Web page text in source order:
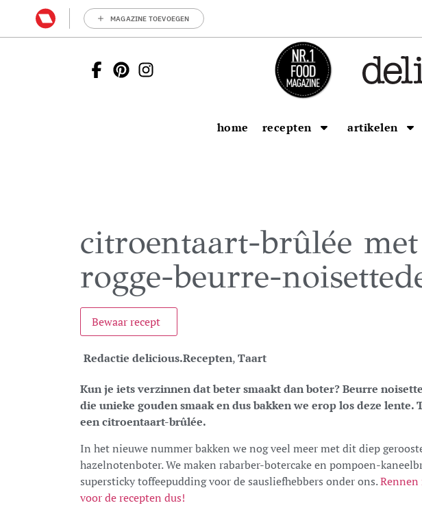
MAGAZINE TOEVOEGEN
home recepten artikelen
citroentaart-brûlée met
rogge-beurre-
Bewaar recept
Redactie delicious.Recepten,Taart
Kun je iets verzinnen dat beter smaakt dan boter? Beurre
die unieke gouden smaak en dus bakken we erop los deze lente.
een citroentaart-brûlée.
In het nieuwe nummer bakken we nog veel meer met dit diep
hazelnotenboter. We maken rabarber-botercake en pompoen-
supersticky toffeepudding voor de sausliefhebbers onder ons.Rennen
voor de recepten dus!